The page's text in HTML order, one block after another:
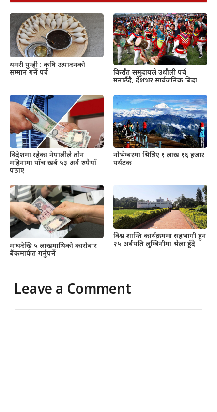
यमरी पुन्ही : कृषि उत्पादनको
सम्मान गर्ने पर्व
किराँत समुदायले उधौली पर्व
मनाउँदै, देशभर सार्वजनिक बिदा
विदेशमा रहेका नेपालीले तीन
महिनामा पाँच खर्ब ५३ अर्ब रुपैयाँ
पठाए
नोभेम्बरमा भित्रिए १ लाख १६ हजार
पर्यटक
माघदेखि ५ लाखमाथिको कारोबार
बैंकमार्फत गर्नुपर्ने
विश्व शान्ति कार्यक्रममा सहभागी हुन
२५ अर्बपति लुम्बिनीमा भेला हुँदै
Leave a Comment